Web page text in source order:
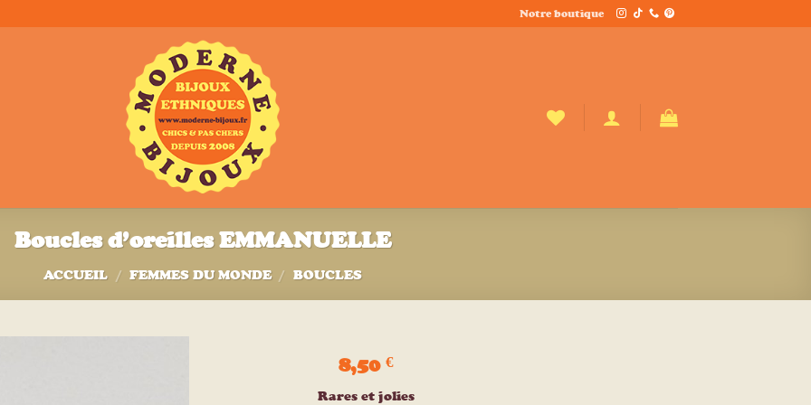
Notre boutique
Boucles d’oreilles EMMANUELLE
ACCUEIL / FEMMES DU MONDE / BOUCLES
8,50 €
Rares et jolies